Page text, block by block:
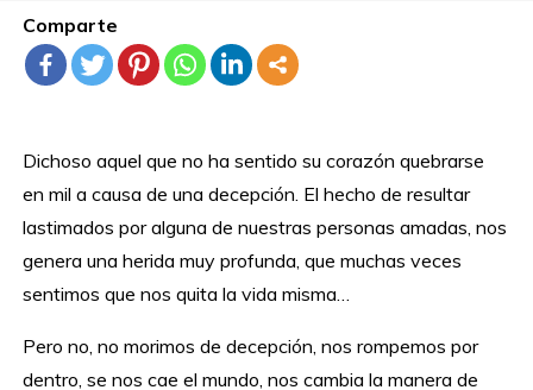
Comparte
Dichoso aquel que no ha sentido su corazón quebrarse
en mil a causa de una decepción. El hecho de resultar
lastimados por alguna de nuestras personas amadas, nos
genera una herida muy profunda, que muchas veces
sentimos que nos quita la vida misma…
Pero no, no morimos de decepción, nos rompemos por
dentro, se nos cae el mundo, nos cambia la manera de